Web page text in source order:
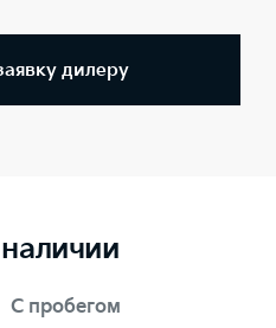
дилеру
С пробегом